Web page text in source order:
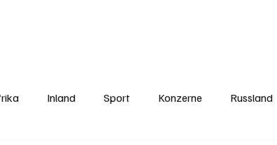
Inland Sport Konzerne Russland